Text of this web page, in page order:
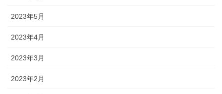
2023年5月
2023年4月
2023年3月
2023年2月